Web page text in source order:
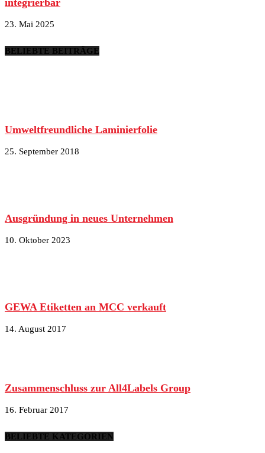
23. Mai 2025
BELIEBTE BEITRÄGE
Umweltfreundliche Laminierfolie
25. September 2018
Ausgründung in neues Unternehmen
10. Oktober 2023
GEWA Etiketten an MCC verkauft
14. August 2017
Zusammenschluss zur All4Labels Group
16. Februar 2017
BELIEBTE KATEGORIEN